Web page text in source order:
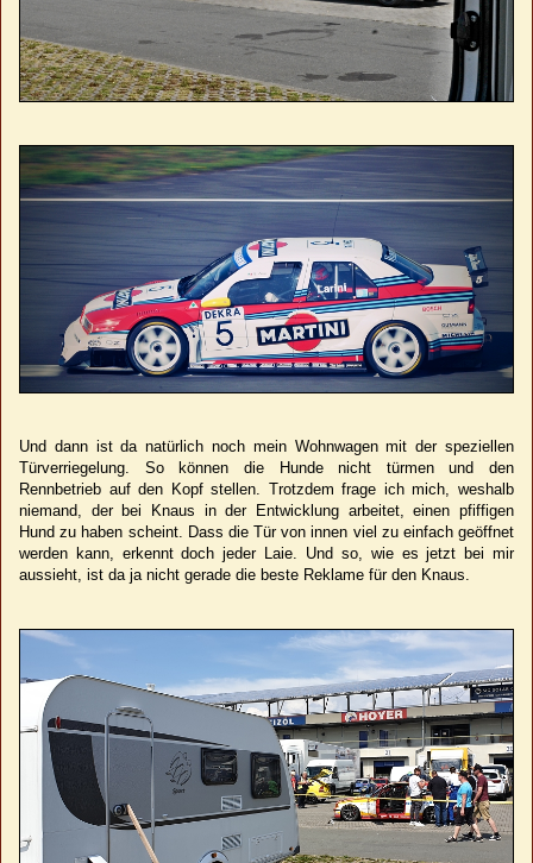
Und dann ist da natürlich noch mein Wohnwagen mit der speziellen
Türverriegelung. So können die Hunde nicht türmen und den
Rennbetrieb auf den Kopf stellen. Trotzdem frage ich mich, weshalb
niemand, der bei Knaus in der Entwicklung arbeitet, einen pfiffigen
Hund zu haben scheint. Dass die Tür von innen viel zu einfach geöffnet
werden kann, erkennt doch jeder Laie. Und so, wie es jetzt bei mir
aussieht, ist da ja nicht gerade die beste Reklame für den Knaus.